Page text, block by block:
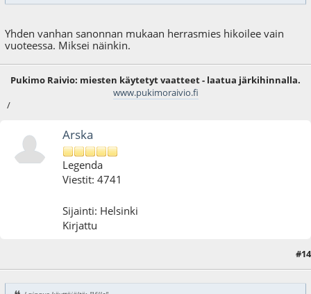
Yhden vanhan sanonnan mukaan herrasmies hikoilee vain
vuoteessa. Miksei näinkin.
Pukimo Raivio: miesten käytetyt vaatteet - laatua järkihinnalla.
www.pukimoraivio.fi
/
Arska
Legenda
Viestit: 4741
Sijainti: Helsinki
Kirjattu
#14